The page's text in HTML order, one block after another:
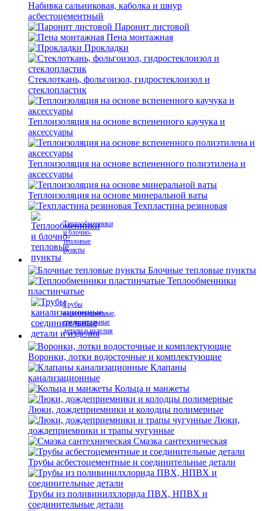
Набивка сальниковая, каболка и шнур
асбестоцементный
Паронит листовой
Пена монтажная
Прокладки
Стеклоткань, фольгоизол, гидростеклоизол и
стеклопластик
Теплоизоляция на основе вспененного каучука и
аксессуары
Теплоизоляция на основе вспененного полиэтилена и
аксессуары
Теплоизоляция на основе минеральной ваты
Техпластина резиновая
Теплообменники
и блочно-
тепловые
пункты
Блочные тепловые пункты
Теплообменники
пластинчатые
Трубы
канализационные,
соединительные
детали и изделия
Воронки, лотки водосточные и комплектующие
Клапаны
канализационные
Кольца и манжеты
Люки, дождеприемники и колодцы полимерные
Люки,
дождеприемники и трапы чугунные
Смазка сантехническая
Трубы асбестоцементные и соединительные детали
Трубы из поливинилхлорида ПВХ, НПВХ и
соединительные детали